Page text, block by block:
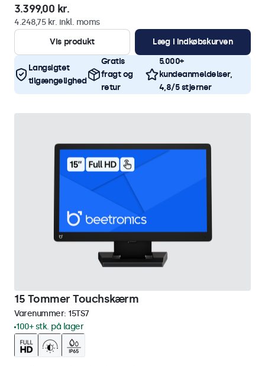
3.399,00 kr.
4.248,75 kr. inkl. moms
Vis produkt
Læg i indkøbskurven
Langsigtet
tilgængelighed
Gratis
fragt og
retur
5.000+
kundeanmeldelser,
4,8/5 stjerner
15 Tommer Touchskærm
Varenummer: 15TS7
100+ stk. på lager